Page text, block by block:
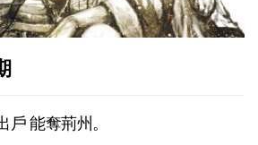
戶 能奪荊州。